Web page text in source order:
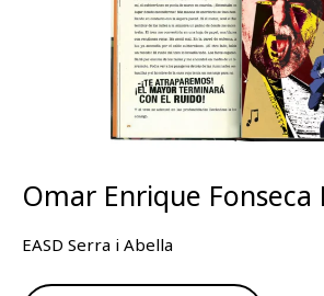
Omar Enrique Fonseca
EASD Serra i Abella